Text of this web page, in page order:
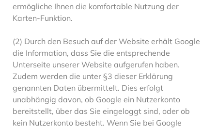
ermögliche Ihnen die komfortable Nutzung der
Karten-Funktion.
(2) Durch den Besuch auf der Website erhält Google
die Information, dass Sie die entsprechende
Unterseite unserer Website aufgerufen haben.
Zudem werden die unter §3 dieser Erklärung
genannten Daten übermittelt. Dies erfolgt
unabhängig davon, ob Google ein Nutzerkonto
bereitstellt, über das Sie eingeloggt sind, oder ob
kein Nutzerkonto besteht. Wenn Sie bei Google